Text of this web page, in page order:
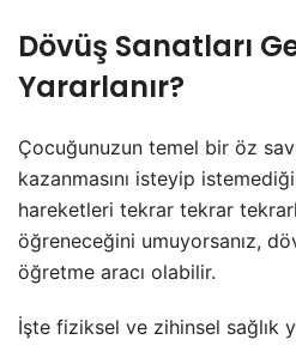
Dövüş Sanatları
Yararlanır?
Çocuğunuzun temel bir öz
kazanmasını isteyip
hareketleri tekrar tekrar
öğreneceğini umuyorsanız,
öğretme aracı olabilir.
İşte fiziksel ve zihinsel sağlık